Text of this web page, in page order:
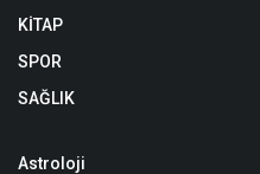
KİTAP
SPOR
SAĞLIK
Astroloji